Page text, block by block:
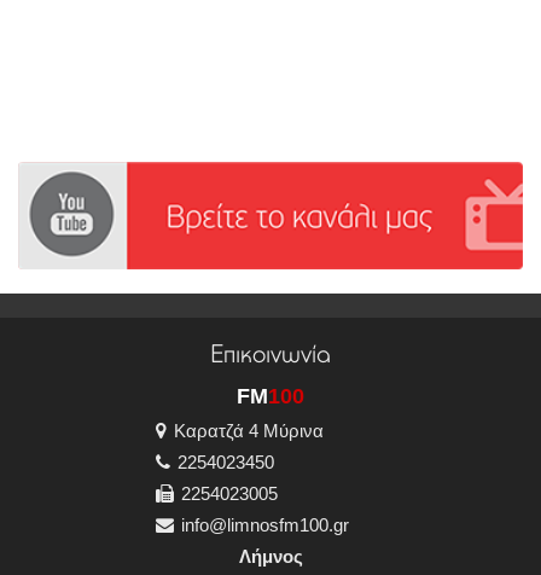
Επικοινωνία
FM100
Καρατζά 4 Μύρινα
2254023450
2254023005
info@limnosfm100.gr
Λήμνος